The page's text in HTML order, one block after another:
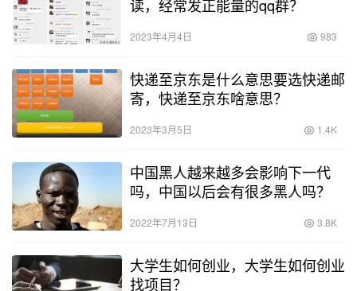
读，经常发正能量的qq群？
2023年4月4日 983
快递至京东是什么意思要选快递邮
寄，快递至京东啥意思？
2023年3月5日 1.4K
中国黑人越来越多会影响下一代
吗，中国以后会有很多黑人吗？
2022年7月13日 3.8K
大学生如何创业，大学生如何创业
找项目？